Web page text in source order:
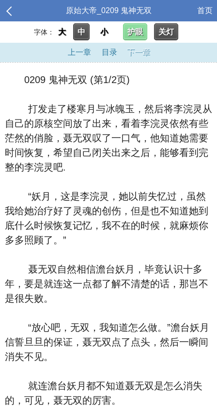
原始大帝_0209 鬼神无双 首页
字体： 大 中 小 护眼 关灯
上一章 目录 下一章
0209 鬼神无双 (第1/2页)
打发走了楼寒月与冰魄玉，然后将李浣灵从
自己的原核空间放了出来，看着李浣灵依然有些
茫然的俏脸，聂无双叹了一口气，他知道她需要
时间恢复，希望自己闭关出来之后，能够看到完
整的李浣灵吧.
“妖月，这是李浣灵，她以前失忆过，虽然
我给她治疗好了灵魂的创伤，但是也不知道她到
底什么时候恢复记忆，我不在的时候，就麻烦你
多多照顾了。”
聂无双自然相信澹台妖月，毕竟认识十多
年，要是就连这一点都了解不清楚的话，那岂不
是很失败。
“放心吧，无双，我知道怎么做。”澹台妖月
信誓旦旦的保证，聂无双点了点头，然后一瞬间
消失不见。
就连澹台妖月都不知道聂无双是怎么消失
的，可见，聂无双的厉害。